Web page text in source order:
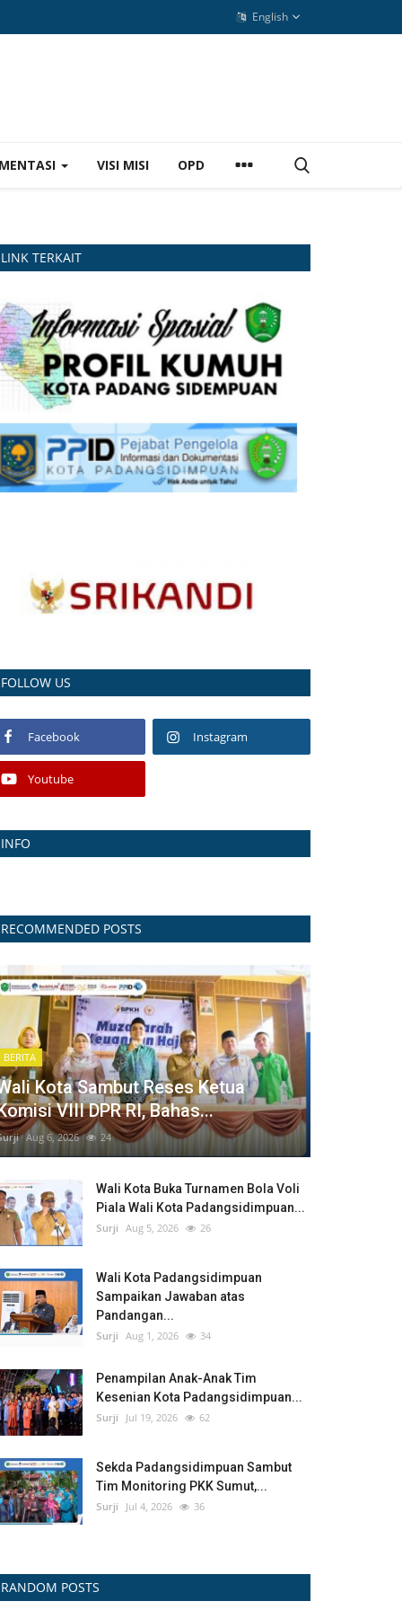
English
VISI MISI OPD
LINK TERKAIT
FOLLOW US
Facebook Instagram
Youtube
INFO
RECOMMENDED POSTS
BERITA
Kota Sambut Reses Ketua
VIII DPR RI, Bahas...
Aug 6, 2026 24
Wali Kota Buka Turnamen Bola Voli
Piala Wali Kota Padangsidimpuan...
Surji Aug 5, 2026 26
Wali Kota Padangsidimpuan
Sampaikan Jawaban atas
Pandangan...
Surji Aug 1, 2026 34
Penampilan Anak-Anak Tim
Kesenian Kota Padangsidimpuan...
Surji Jul 19, 2026 62
Sekda Padangsidimpuan Sambut
Tim Monitoring PKK Sumut,...
Surji Jul 4, 2026 36
RANDOM POSTS